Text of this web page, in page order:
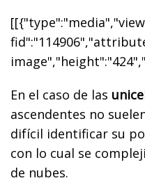
En el caso de las
ascendentes no
difícil identificar su
con lo cual se
de nubes.